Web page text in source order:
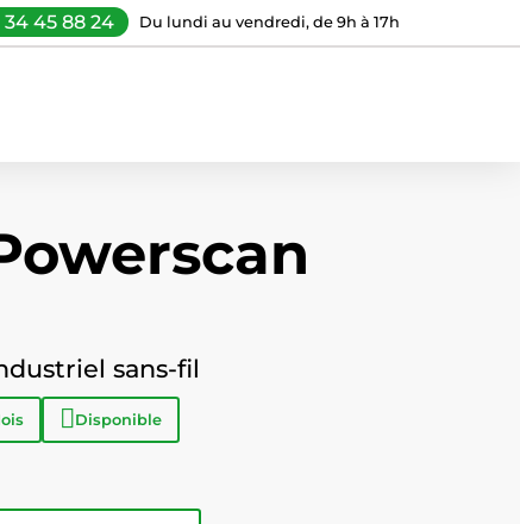
34 45 88 24 Du lundi au vendredi, de 9h à 17h
sans-fil
Disponible